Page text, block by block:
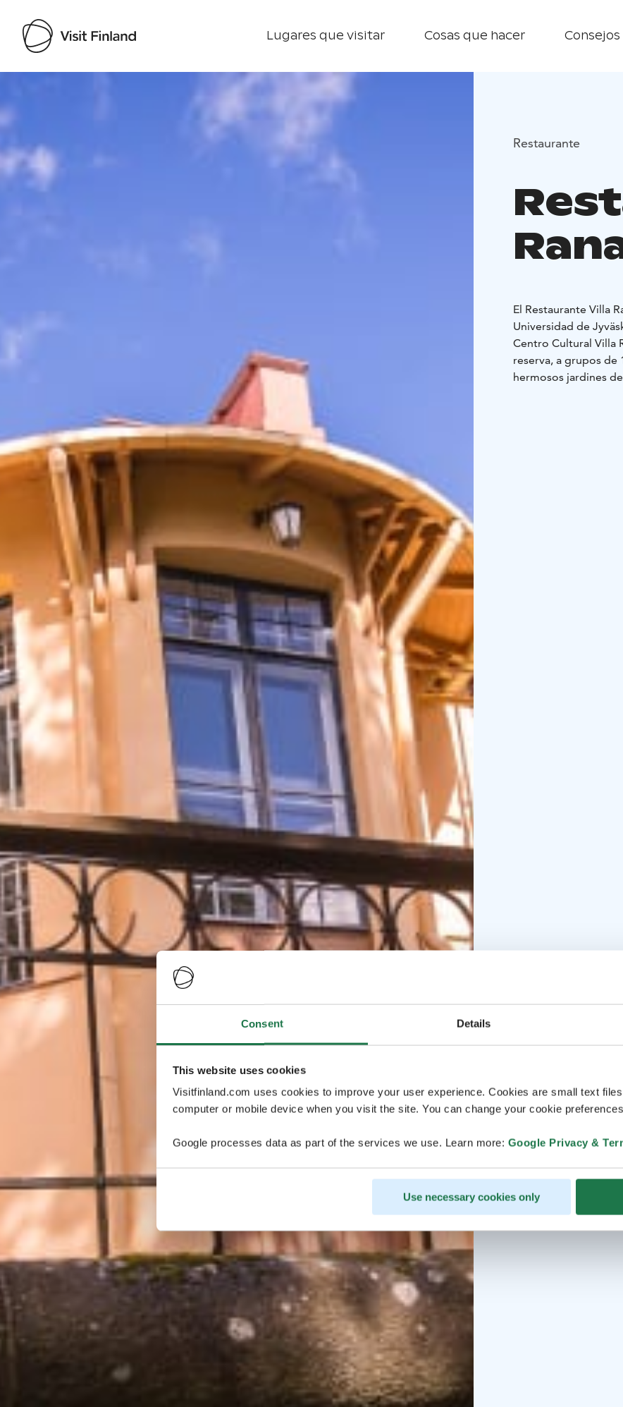
Consent Details
This website uses cookies
Visitfinland.com uses cookies to improve your user experience. Cookies are small text
computer or mobile device when you visit the site. You can change your cookie
Google processes data as part of the services we use. Learn more: Google Privacy &
Use necessary cookies only
Lugares que visitar Cosas que hacer
Visit Finland
Restaurante
El Restaurante Villa
Universidad de
Centro Cultural Villa
reserva, a grupos de
hermosos jardines
habitual de lunes a